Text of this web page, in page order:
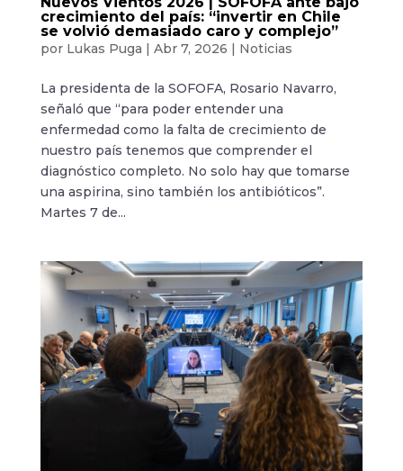
crecimiento del país: “invertir en Chile
se volvió demasiado caro y complejo”
por Lukas Puga | Abr 7, 2026 | Noticias
La presidenta de la SOFOFA, Rosario Navarro,
señaló que “para poder entender una
enfermedad como la falta de crecimiento de
nuestro país tenemos que comprender el
diagnóstico completo. No solo hay que tomarse
una aspirina, sino también los antibióticos”.
Martes 7 de...